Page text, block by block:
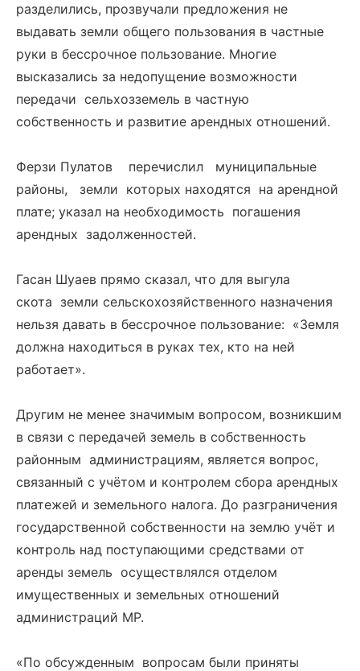
разделились, прозвучали предложения не
выдавать земли общего пользования в частные
руки в бессрочное пользование. Многие
высказались за недопущение возможности
передачи сельхозземель в частную
собственность и развитие арендных отношений.
Ферзи Пулатов перечислил муниципальные
районы, земли которых находятся на арендной
плате; указал на необходимость погашения
арендных задолженностей.
Гасан Шуаев прямо сказал, что для выгула
скота земли сельскохозяйственного назначения
нельзя давать в бессрочное пользование: «Земля
должна находиться в руках тех, кто на ней
работает».
Другим не менее значимым вопросом, возникшим
в связи с передачей земель в собственность
районным администрациям, является вопрос,
связанный с учётом и контролем сбора арендных
платежей и земельного налога. До разграничения
государственной собственности на землю учёт и
контроль над поступающими средствами от
аренды земель осуществлялся отделом
имущественных и земельных отношений
администраций МР.
«По обсужденным вопросам были приняты